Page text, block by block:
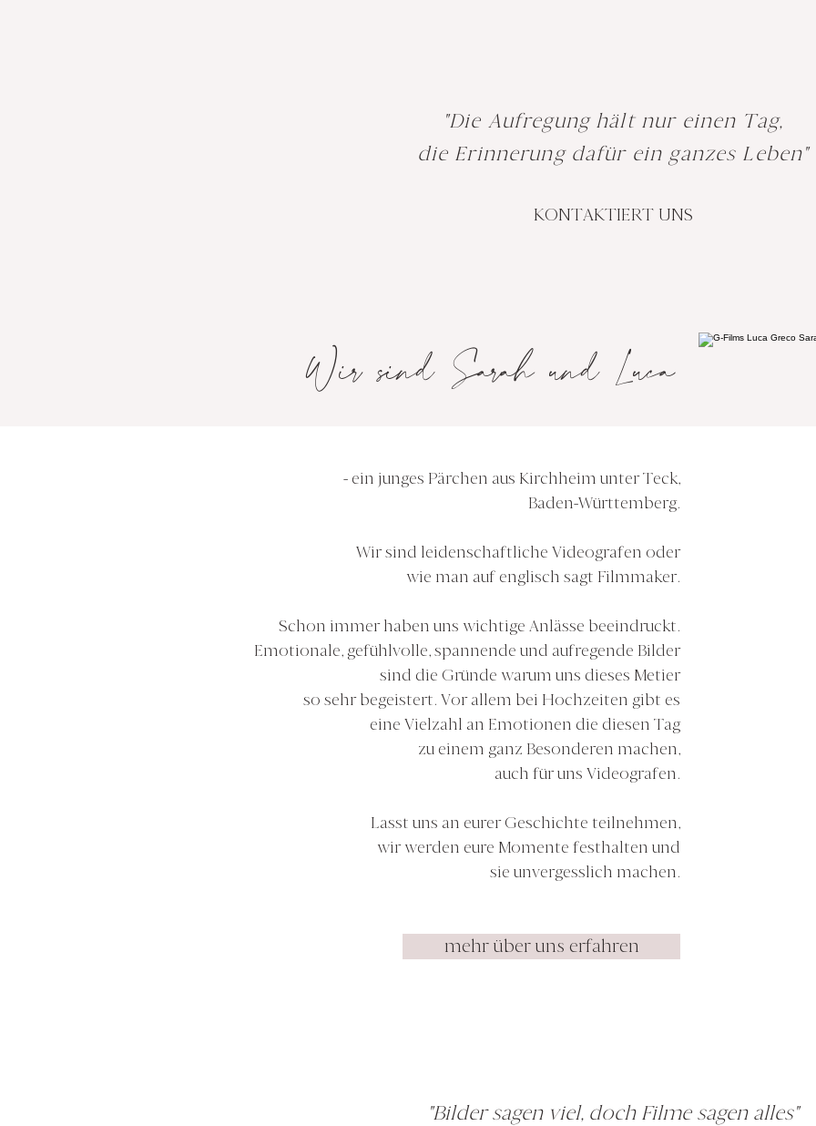
"Die Aufregung hält nur einen Tag,
die Erinnerung dafür ein ganzes Leben"
KONTAKTIERT UNS
Wir sind Sarah und Luca
- ein junges Pärchen aus Kirchheim unter Teck,
Baden-Württemberg.
Wir sind leidenschaftliche Videografen oder
wie man auf englisch sagt Filmmaker.
Schon immer haben uns wichtige Anlässe beeindruckt.
Emotionale, gefühlvolle, spannende und aufregende Bilder
sind die Gründe warum uns dieses Metier
so sehr begeistert. Vor allem bei Hochzeiten gibt es
eine Vielzahl an Emotionen die diesen Tag
zu einem ganz Besonderen machen,
auch für uns Videografen.
Lasst uns an eurer Geschichte teilnehmen,
wir werden eure Momente festhalten und
sie unvergesslich machen.
mehr über uns erfahren
"Bilder sagen viel, doch Filme sagen alles"